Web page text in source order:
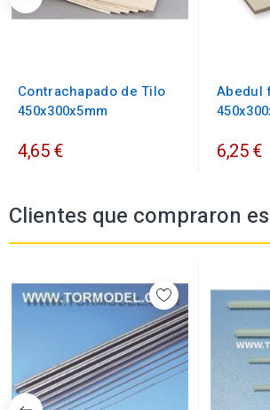
Contrachapado de Tilo
450x300x5mm
4,65 €
Abedul
6,25 €
Clientes que compraron